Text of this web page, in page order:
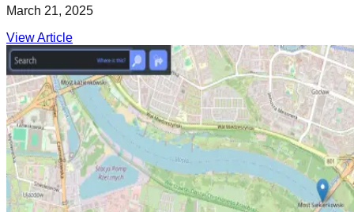
March 21, 2025
View Article